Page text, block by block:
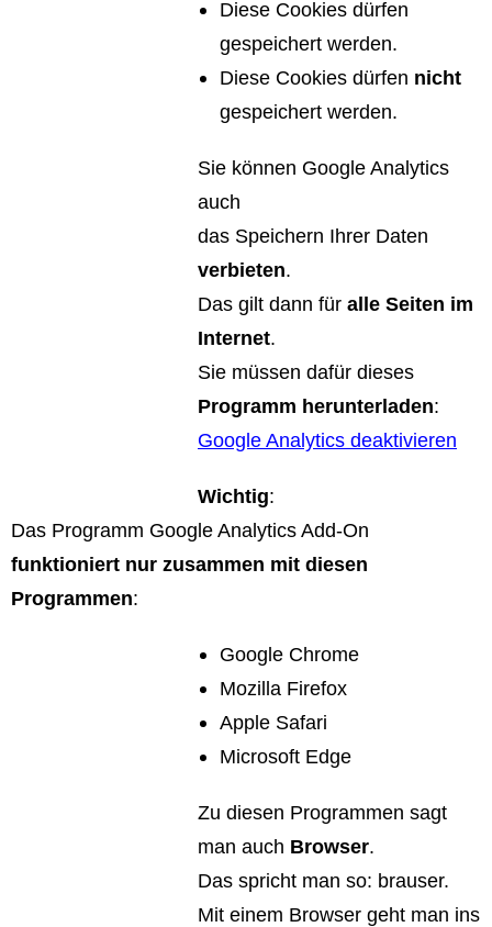
Diese Cookies dürfen
gespeichert werden.
Diese Cookies dürfen nicht
gespeichert werden.
Sie können Google Analytics
auch
das Speichern Ihrer Daten
verbieten.
Das gilt dann für alle Seiten im
Internet.
Sie müssen dafür dieses
Programm herunterladen:
Google Analytics deaktivieren
Wichtig:
Das Programm Google Analytics Add-On
funktioniert nur zusammen mit diesen
Programmen:
Google Chrome
Mozilla Firefox
Apple Safari
Microsoft Edge
Zu diesen Programmen sagt
man auch Browser.
Das spricht man so: brauser.
Mit einem Browser geht man ins